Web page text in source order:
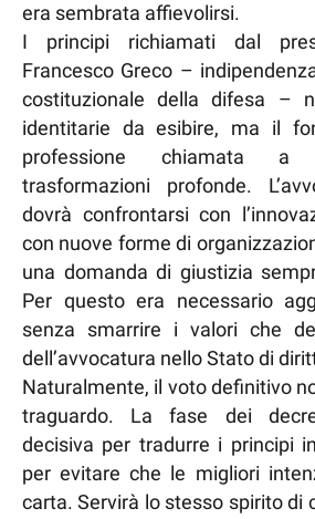
era sembrata affievolirsi.
I principi richiamati dal
Francesco Greco –
costituzionale della difesa –
identitarie da esibire, ma il
professione chiamata a
trasformazioni profonde.
dovrà confrontarsi con
con nuove forme di
una domanda di giustizia
Per questo era necessario
senza smarrire i valori che
dell’avvocatura nello Stato di
Naturalmente, il voto definitivo
traguardo. La fase dei
decisiva per tradurre i principi
per evitare che le migliori
carta. Servirà lo stesso spirito di